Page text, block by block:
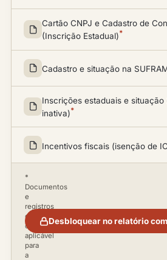
Cartão CNPJ e Cadastro de
(Inscrição Estadual)*
Cadastro e situação na
Inscrições estaduais e situação
inativa)*
Incentivos fiscais (isenção de
*
Documentos
e
registros
disponíveis
conforme
aplicável
para
a
Desbloquear no relatório